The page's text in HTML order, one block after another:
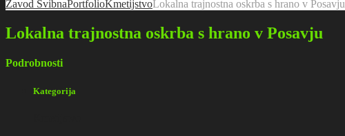
Zavod SvibnaPortfolioKmetijstvoLokalna trajnostna oskrba s hrano v Posavju
Lokalna trajnostna oskrba s hrano v Posavju
Podrobnosti
Kategorija